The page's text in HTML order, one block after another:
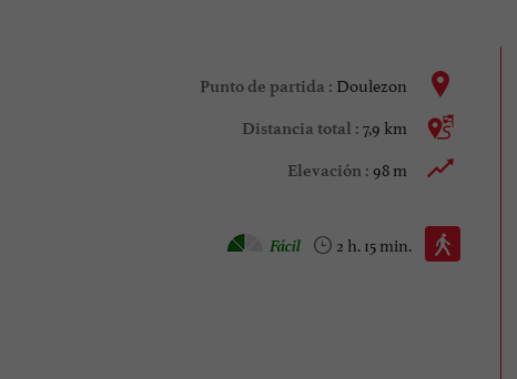
Punto de partida : Doulezon
Distancia total : 7,9 km
Elevación : 98 m
Caminata :
2 h. 15 min.
Fácil